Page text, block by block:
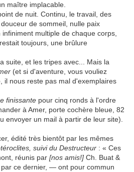
maître implacable.
de nuit. Continu, le travail, des
de sommeil, nulle paix
multiple de chaque corps,
toujours, une brûlure
suite, et les tripes avec... Mais la
(et si d'aventure, vous vouliez
il nous reste pas mal d'exemplaires
finissante pour cinq ronds à l'ordre
à Amer, porte cochère bleue, 82
envoyer un mail à partir de leur site).
édité très bientôt par les mêmes
, suivi du Destructeur : « Ces
réunis par [nos amis!] Ch. Buat &
ce dernier, — ont pour commun